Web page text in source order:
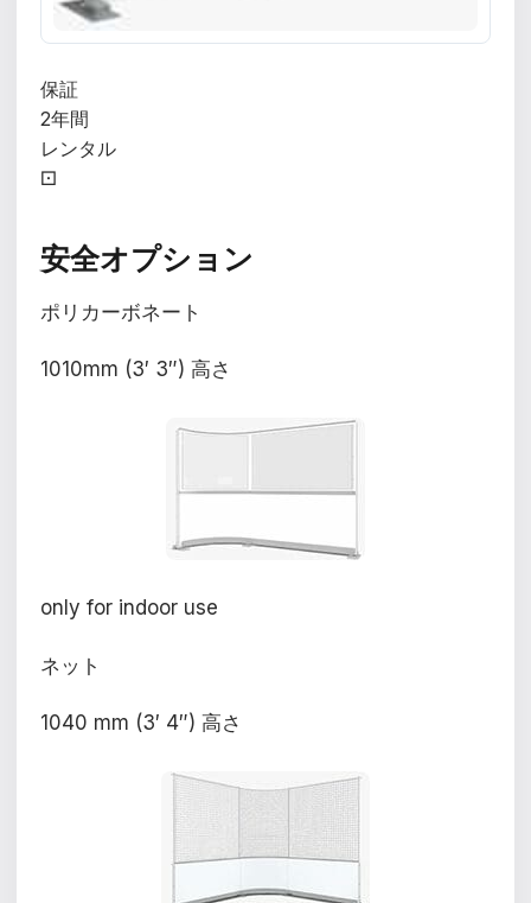
保証
2年間
レンタル
⚀
安全オプション
ポリカーボネート
1010mm (3′ 3″) 高さ
only for indoor use
ネット
1040 mm (3′ 4″) 高さ